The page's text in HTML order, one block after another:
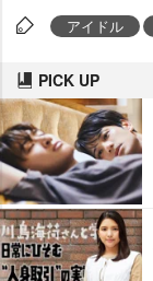
アイドル
PICK UP